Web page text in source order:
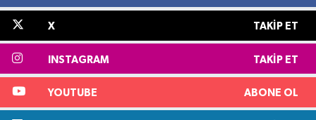
X TAKIP ET
INSTAGRAM TAKIP ET
YOUTUBE ABONE OL